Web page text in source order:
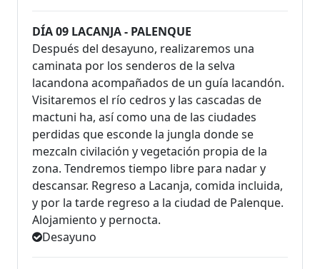
DÍA 09 LACANJA - PALENQUE
Después del desayuno, realizaremos una
caminata por los senderos de la selva
lacandona acompañados de un guía lacandón.
Visitaremos el río cedros y las cascadas de
mactuni ha, así como una de las ciudades
perdidas que esconde la jungla donde se
mezcaln civilación y vegetación propia de la
zona. Tendremos tiempo libre para nadar y
descansar. Regreso a Lacanja, comida incluida,
y por la tarde regreso a la ciudad de Palenque.
Alojamiento y pernocta.
Desayuno